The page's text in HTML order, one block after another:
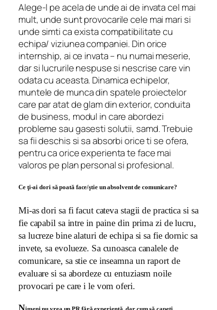
Alege-l pe acela de unde ai de invata cel mai
mult, unde sunt provocarile cele mai mari si
unde simti ca exista compatibilitate cu
echipa/ viziunea companiei. Din orice
internship, ai ce invata – nu numai meserie,
dar si lucrurile nespuse si nescrise care vin
odata cu aceasta. Dinamica echipelor,
muntele de munca din spatele proiectelor
care par atat de glam din exterior, conduita
de business, modul in care abordezi
probleme sau gasesti solutii, samd. Trebuie
sa fii deschis si sa absorbi orice ti se ofera,
pentru ca orice experienta te face mai
valoros pe plan personal si profesional.
Ce ţi-ai dori să poată face/ştie un absolvent de comunicare?
Mi-as dori sa fi facut cateva stagii de practica si sa
fie capabil sa intre in paine din prima zi de lucru,
sa lucreze bine alaturi de echipa si sa fie dornic sa
invete, sa evolueze. Sa cunoasca canalele de
comunicare, sa stie ce inseamna un raport de
evaluare si sa abordeze cu entuziasm noile
provocari pe care i le vom oferi.
N